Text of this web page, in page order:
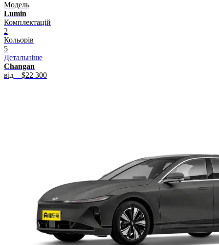
Модель
Lumin
Комплектацій
2
Кольорів
5
Детальніше
Changan
від
$22 300